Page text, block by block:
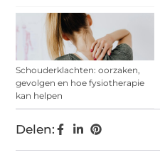
Schouderklachten: oorzaken,
gevolgen en hoe fysiotherapie
kan helpen
Delen: